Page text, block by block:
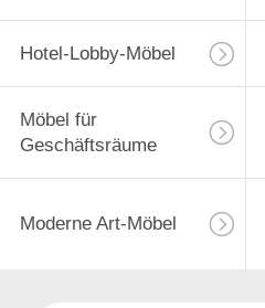
Hotel-Lobby-Möbel
Möbel für
Geschäftsräume
Moderne Art-Möbel